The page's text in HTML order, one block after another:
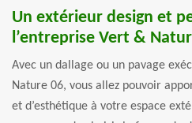
Un extérieur design et
l’entreprise Vert &
Avec un dallage ou un pavage
Nature 06, vous allez pouvoir
et d’esthétique à votre espace